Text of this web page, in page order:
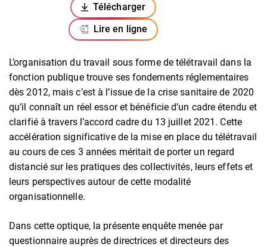
Télécharger
(ouverture dans un nouvel onglet)
Lire en ligne
L’organisation du travail sous forme de télétravail dans la
fonction publique trouve ses fondements réglementaires
dès 2012, mais c’est à l’issue de la crise sanitaire de 2020
qu’il connaît un réel essor et bénéficie d’un cadre étendu et
clarifié à travers l’accord cadre du 13 juillet 2021. Cette
accélération significative de la mise en place du télétravail
au cours de ces 3 années méritait de porter un regard
distancié sur les pratiques des collectivités, leurs effets et
leurs perspectives autour de cette modalité
organisationnelle.
Dans cette optique, la présente enquête menée par
questionnaire auprès de directrices et directeurs des